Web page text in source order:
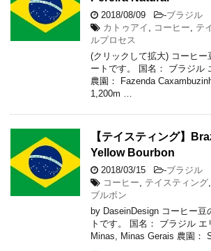
2018/08/09 -ブラジル
カトゥアイ , コーヒー, テ
ルプロセス
(クリックして拡大) コーヒー
ートです。 国名： ブラジル
農園： Fazenda
1,200m …
【テイスティング】
Yellow Bourbon
2018/03/15 -ブラジル
コーヒー, テイスティング,
ブルボン
by DaseinDesign コーヒー豆
トです。 国名： ブラジル
Minas, Minas Gerais 農園：
…